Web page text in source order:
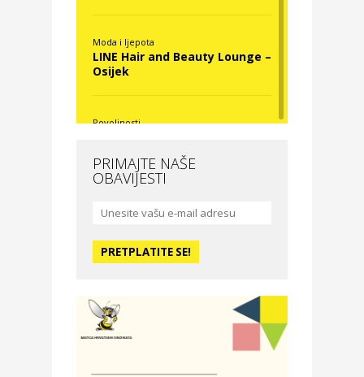
Moda i ljepota
LINE Hair and Beauty Lounge –
Osijek
Povoljnosti
Moda i ljepota
studio – Osijek
Zdravlje i osiguranje
PRIMAJTE NAŠE
OBAVIJESTI